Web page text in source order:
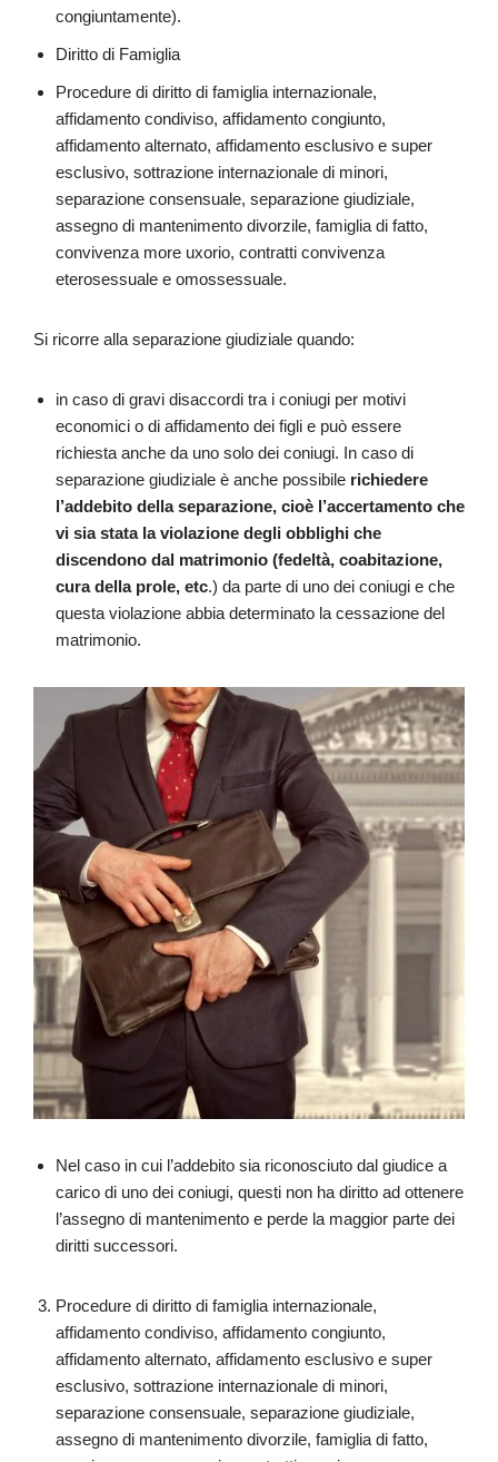
congiuntamente).
Diritto di Famiglia
Procedure di diritto di famiglia internazionale,
affidamento condiviso, affidamento congiunto,
affidamento alternato, affidamento esclusivo e super
esclusivo, sottrazione internazionale di minori,
separazione consensuale, separazione giudiziale,
assegno di mantenimento divorzile, famiglia di fatto,
convivenza more uxorio, contratti convivenza
eterosessuale e omossessuale.
Si ricorre alla separazione giudiziale quando:
in caso di gravi disaccordi tra i coniugi per motivi
economici o di affidamento dei figli e può essere
richiesta anche da uno solo dei coniugi. In caso di
separazione giudiziale è anche possibile richiedere
l’addebito della separazione, cioè l’accertamento che
vi sia stata la violazione degli obblighi che
discendono dal matrimonio (fedeltà, coabitazione,
cura della prole, etc.) da parte di uno dei coniugi e che
questa violazione abbia determinato la cessazione del
matrimonio.
Nel caso in cui l’addebito sia riconosciuto dal giudice a
carico di uno dei coniugi, questi non ha diritto ad ottenere
l’assegno di mantenimento e perde la maggior parte dei
diritti successori.
Procedure di diritto di famiglia internazionale,
affidamento condiviso, affidamento congiunto,
affidamento alternato, affidamento esclusivo e super
esclusivo, sottrazione internazionale di minori,
separazione consensuale, separazione giudiziale,
assegno di mantenimento divorzile, famiglia di fatto,